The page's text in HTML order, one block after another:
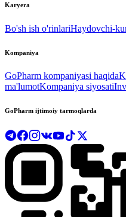
Karyera
Bo'sh ish o'rinlariHaydovchi-
Kompaniya
GoPharm kompaniyasi haqida
ma'lumotKompaniya siyosati
GoPharm ijtimoiy tarmoqlarda